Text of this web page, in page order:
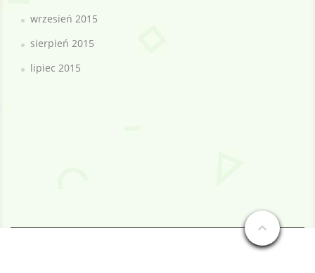
wrzesień 2015
sierpień 2015
lipiec 2015